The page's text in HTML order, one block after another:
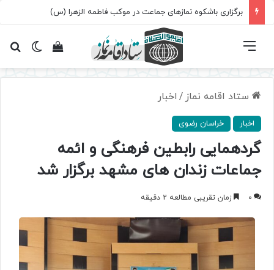
برگزاری باشکوه نمازهای جماعت در موکب فاطمه الزهرا (س)
تغییرمشاهده فهرست
ستاد اقامه نماز / اخبار
اخبار خراسان رضوی
گردهمایی رابطین فرهنگی و ائمه
جماعات زندان های مشهد برگزار شد
0 زمان تقریبی مطالعه 2 دقیقه